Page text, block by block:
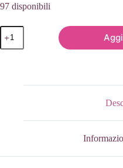
97 disponibili
BOTTONE
Nero/Grigio
4,00